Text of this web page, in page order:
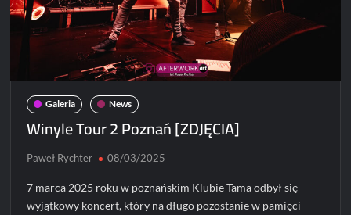
Galeria News
Winyle Tour 2 Poznań [ZDJĘCIA]
Paweł Rychter 08/03/2025
7 marca 2025 roku w poznańskim Klubie Tama odbył się
wyjątkowy koncert, który na długo pozostanie w pamięci